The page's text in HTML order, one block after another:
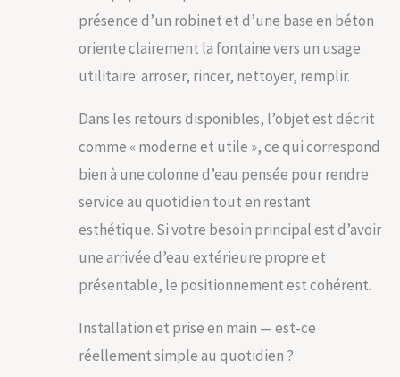
présence d’un robinet et d’une base en béton
oriente clairement la fontaine vers un usage
utilitaire: arroser, rincer, nettoyer, remplir.
Dans les retours disponibles, l’objet est décrit
comme « moderne et utile », ce qui correspond
bien à une colonne d’eau pensée pour rendre
service au quotidien tout en restant
esthétique. Si votre besoin principal est d’avoir
une arrivée d’eau extérieure propre et
présentable, le positionnement est cohérent.
Installation et prise en main — est-ce
réellement simple au quotidien ?